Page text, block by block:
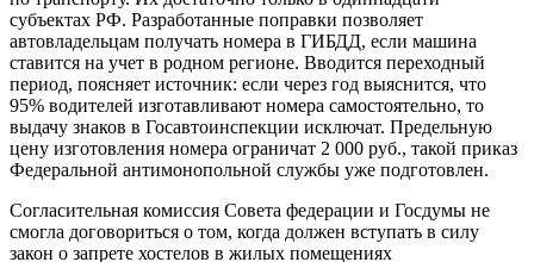
субъектах РФ. Разработанные поправки позволяет
автовладельцам получать номера в ГИБДД, если машина
ставится на учет в родном регионе. Вводится переходный
период, поясняет источник: если через год выяснится, что
95% водителей изготавливают номера самостоятельно, то
выдачу знаков в Госавтоинспекции исключат. Предельную
цену изготовления номера ограничат 2 000 руб., такой приказ
Федеральной антимонопольной службы уже подготовлен.
Согласительная комиссия Совета федерации и Госдумы не
смогла договориться о том, когда должен вступать в силу
закон о запрете хостелов в жилых помещениях